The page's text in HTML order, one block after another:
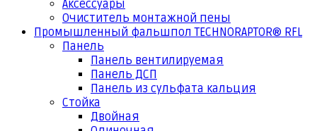
Аксессуары
Очиститель монтажной пены
Промышленный фальшпол TECHNORAPTOR® RFL
Панель
Панель вентилируемая
Панель ДСП
Панель из сульфата кальция
Стойка
Двойная